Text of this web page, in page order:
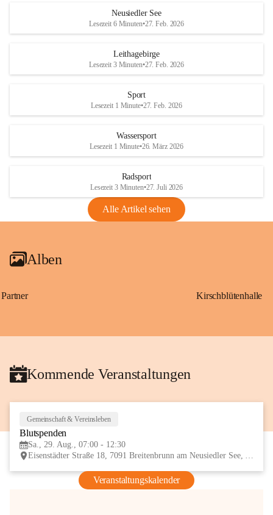
S
und den daraus folgenden wirtschaftlichen
Maßnahmen zur Bekämpfung
Rebe und der Amerikanischen
Anhang VBl. EU Nr. 18
1 Seite•1,4 MB
VBl. EU Nr. 18_2026
r
S
Neusiedler See
Lesezeit 6 Minuten•27. Feb. 2026
Leithagebirge
Lesezeit 3 Minuten•27. Feb. 2026
Sport
Lesezeit 1 Minute•27. Feb. 2026
Wassersport
Lesezeit 1 Minute•26. März 2026
Radsport
Lesezeit 3 Minuten•27. Juli 2026
Alle Artikel sehen
Alben
Partner Kirschblütenhalle
Kommende Veranstaltungen
Gemeinschaft & Vereinsleben
Blutspenden
Sa., 29. Aug., 07:00 - 12:30
Eisenstädter Straße 18, 7091 Breitenbrunn am Neusiedler See, AUT
Veranstaltungskalender